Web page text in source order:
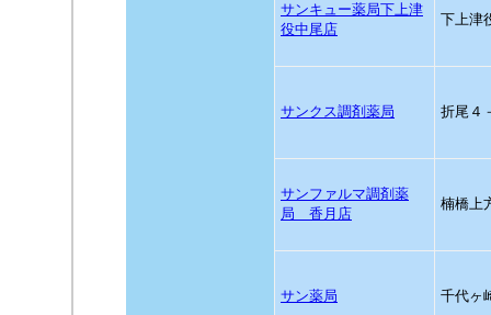
サンキュー薬局下上津
役中尾店
下上津
サンクス調剤薬局 折尾４
サンファルマ調剤薬
局 香月店
楠橋上
サン薬局 千代ヶ